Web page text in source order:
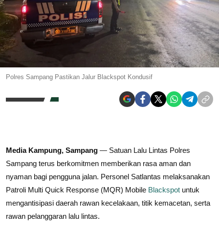
Polres Sampang Pastikan Jalur Blackspot Kondusif
Media Kampung, Sampang — Satuan Lalu Lintas Polres
Sampang terus berkomitmen memberikan rasa aman dan
nyaman bagi pengguna jalan. Personel Satlantas melaksanakan
Patroli Multi Quick Response (MQR) Mobile Blackspot untuk
mengantisipasi daerah rawan kecelakaan, titik kemacetan, serta
rawan pelanggaran lalu lintas.